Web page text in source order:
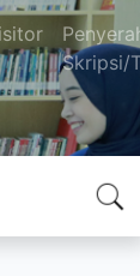
Skripsi/